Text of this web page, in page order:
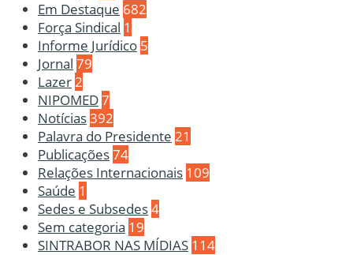
Em Destaque 682
Força Sindical 1
Informe Jurídico 5
Jornal 79
Lazer 2
NIPOMED7
Notícias392
Palavra do Presidente 21
Publicações74
Relações Internacionais 109
Saúde 1
Sedes e Subsedes4
Sem categoria 19
SINTRABOR NAS MÍDIAS 114